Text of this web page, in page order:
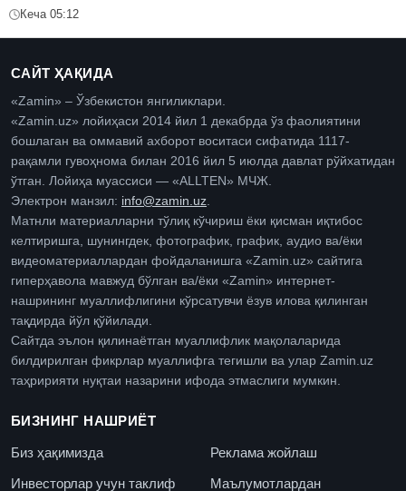
Кеча 05:12
САЙТ ҲАҚИДА
«Zamin» – Ўзбекистон янгиликлари.
«Zamin.uz» лойиҳаси 2014 йил 1 декабрда ўз фаолиятини
бошлаган ва оммавий ахборот воситаси сифатида 1117-
рақамли гувоҳнома билан 2016 йил 5 июлда давлат рўйхатидан
ўтган. Лойиҳа муассиси — «ALLTEN» МЧЖ.
Электрон манзил: info@zamin.uz.
Матнли материалларни тўлиқ кўчириш ёки қисман иқтибос
келтиришга, шунингдек, фотографик, график, аудио ва/ёки
видеоматериаллардан фойдаланишга «Zamin.uz» сайтига
гиперҳавола мавжуд бўлган ва/ёки «Zamin» интернет-
нашрининг муаллифлигини кўрсатувчи ёзув илова қилинган
тақдирда йўл қўйилади.
Сайтда эълон қилинаётган муаллифлик мақолаларида
билдирилган фикрлар муаллифга тегишли ва улар Zamin.uz
таҳририяти нуқтаи назарини ифода этмаслиги мумкин.
БИЗНИНГ НАШРИЁТ
Биз ҳақимизда
Реклама жойлаш
Инвесторлар учун таклиф
Маълумотлардан